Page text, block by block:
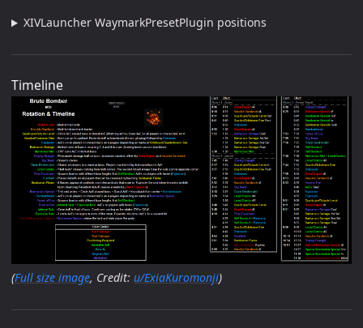
XIVLauncher WaymarkPresetPlugin positions
Timeline
(Full size image, Credit: u/ExiaKuromonji)